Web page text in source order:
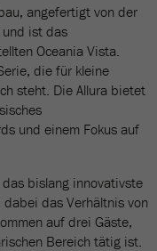
angefertigt von der
und ist das
Oceania Vista.
die für kleine
steht. Die Allura bietet
und einem Fokus auf
bislang innovativste
das Verhältnis von
auf drei Gäste,
Bereich tätig ist.